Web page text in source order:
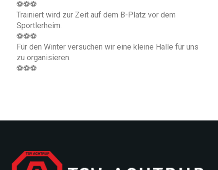
⚽⚽⚽
Trainiert wird zur Zeit auf dem B-Platz vor dem
Sportlerheim.
⚽⚽⚽
Für den Winter versuchen wir eine kleine Halle für uns
zu organisieren.
⚽⚽⚽